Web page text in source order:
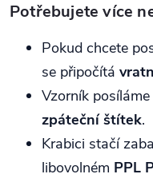
Potřebujete více
Pokud chcete
se připočítá
Vzorník posíláme
zpáteční štítek.
Krabici stačí
libovolném PPL